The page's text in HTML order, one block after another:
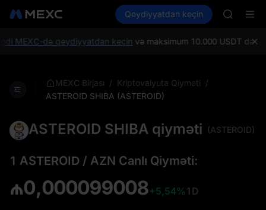
Bazarlar Spot Futures UNITREE
Qeydiyyatdan keçin
AAOI
MEXC-də qeydiyyatdan keçinvə maksimum 10.000 USDT
MEXC Birjası / Kriptovalyuta Qiyməti /
ASTEROID SHIBA (ASTEROID)
ASTEROID SHIBA qiyməti (ASTEROID)
1 ASTEROID / AZN Canlı Qiyməti:
₼0,000099008+5,54% 1D